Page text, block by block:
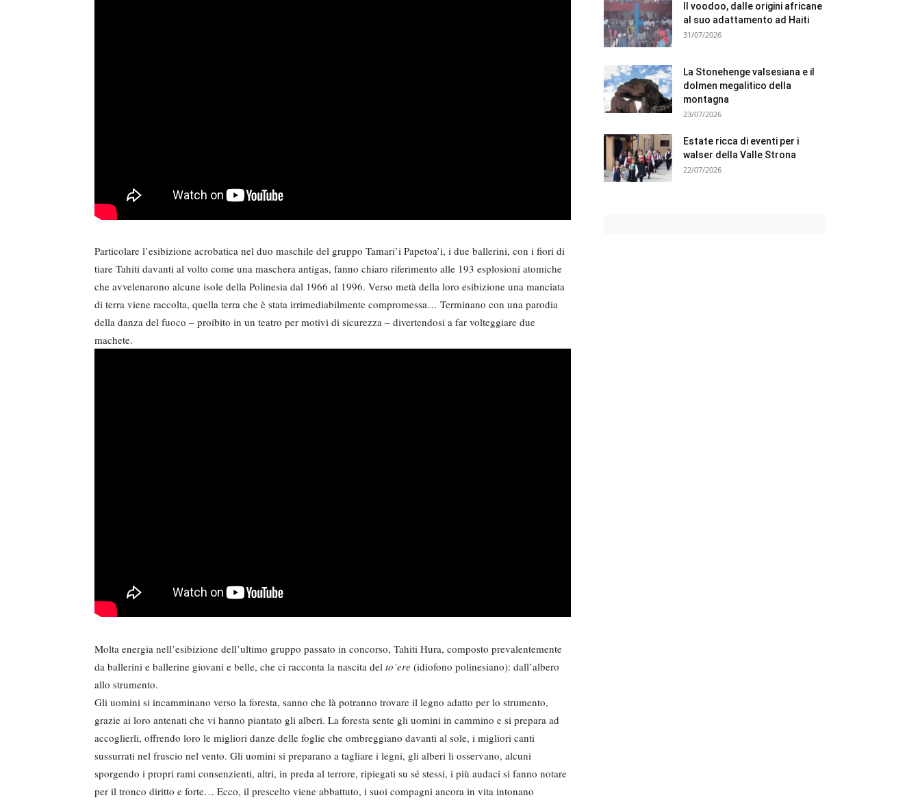
Particolare l’esibizione acrobatica nel duo maschile del gruppo Tamari’i Papetoa’i, i due ballerini, con i fiori di
tiare Tahiti davanti al volto come una maschera antigas, fanno chiaro riferimento alle 193 esplosioni atomiche
che avvelenarono alcune isole della Polinesia dal 1966 al 1996. Verso metà della loro esibizione una manciata
di terra viene raccolta, quella terra che è stata irrimediabilmente compromessa… Terminano con una parodia
della danza del fuoco – proibito in un teatro per motivi di sicurezza – divertendosi a far volteggiare due
machete.
Molta energia nell’esibizione dell’ultimo gruppo passato in concorso, Tahiti Hura, composto prevalentemente
da ballerini e ballerine giovani e belle, che ci racconta la nascita del to’ere (idiofono polinesiano): dall’albero
allo strumento.
Gli uomini si incamminano verso la foresta, sanno che là potranno trovare il legno adatto per lo strumento,
grazie ai loro antenati che vi hanno piantato gli alberi. La foresta sente gli uomini in cammino e si prepara ad
accoglierli, offrendo loro le migliori danze delle foglie che ombreggiano davanti al sole, i migliori canti
sussurrati nel fruscio nel vento. Gli uomini si preparano a tagliare i legni, gli alberi li osservano, alcuni
sporgendo i propri rami consenzienti, altri, in preda al terrore, ripiegati su sé stessi, i più audaci si fanno notare
per il tronco diritto e forte… Ecco, il prescelto viene abbattuto, i suoi compagni ancora in vita intonano
Il voodoo, dalle origini africane
al suo adattamento ad Haiti
31/07/2026
La Stonehenge valsesiana e il
dolmen megalitico della
montagna
23/07/2026
Estate ricca di eventi per i
walser della Valle Strona
22/07/2026